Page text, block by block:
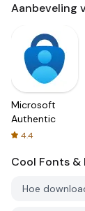
Aanbeveling
Microsoft
Authenticator
4.4
Cool Fonts &